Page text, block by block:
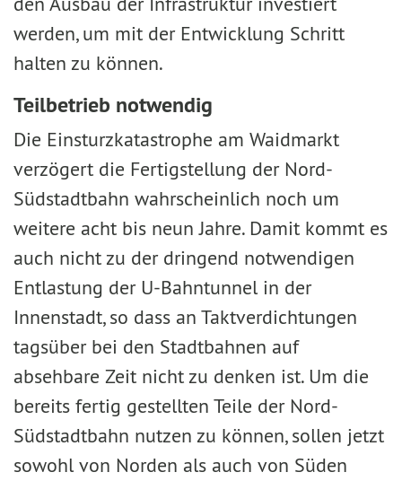
werden, um mit der Entwicklung Schritt
halten zu können.
Teilbetrieb notwendig
Die Einsturzkatastrophe am Waidmarkt
verzögert die Fertigstellung der Nord-
Südstadtbahn wahrscheinlich noch um
weitere acht bis neun Jahre. Damit kommt es
auch nicht zu der dringend notwendigen
Entlastung der U-Bahntunnel in der
Innenstadt, so dass an Taktverdichtungen
tagsüber bei den Stadtbahnen auf
absehbare Zeit nicht zu denken ist. Um die
bereits fertig gestellten Teile der Nord-
Südstadtbahn nutzen zu können, sollen jetzt
sowohl von Norden als auch von Süden